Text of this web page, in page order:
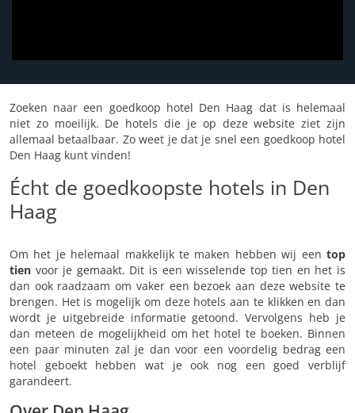
Zoeken naar een goedkoop hotel Den Haag dat is helemaal
niet zo moeilijk. De hotels die je op deze website ziet zijn
allemaal betaalbaar. Zo weet je dat je snel een goedkoop hotel
Den Haag kunt vinden!
Écht de goedkoopste hotels in Den
Haag
Om het je helemaal makkelijk te maken hebben wij een top
tien voor je gemaakt. Dit is een wisselende top tien en het is
dan ook raadzaam om vaker een bezoek aan deze website te
brengen. Het is mogelijk om deze hotels aan te klikken en dan
wordt je uitgebreide informatie getoond. Vervolgens heb je
dan meteen de mogelijkheid om het hotel te boeken. Binnen
een paar minuten zal je dan voor een voordelig bedrag een
hotel geboekt hebben wat je ook nog een goed verblijf
garandeert.